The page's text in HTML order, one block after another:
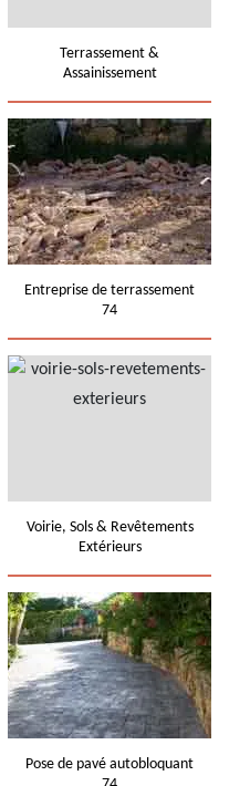
Terrassement &
Assainissement
Entreprise de terrassement
74
Voirie, Sols & Revêtements
Extérieurs
Pose de pavé autobloquant